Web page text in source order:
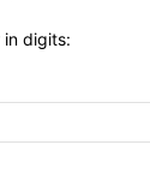
in digits: